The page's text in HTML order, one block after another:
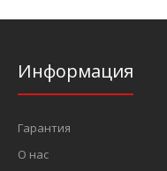
Информация
Гарантия
О нас